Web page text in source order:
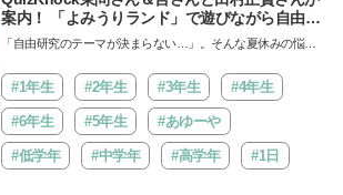
案内！ 「よみうりランド」で遊びながら自由研
究が進む期間限定イベントが開催
「自由研究のテーマが決まらない…」。そんな夏休みの悩み
バ!!…
#1年生 #2年生 #3年生 #4年生
#6年生 #5年生 #あゆーや
#低学年 #中学年 #高学年 #1日